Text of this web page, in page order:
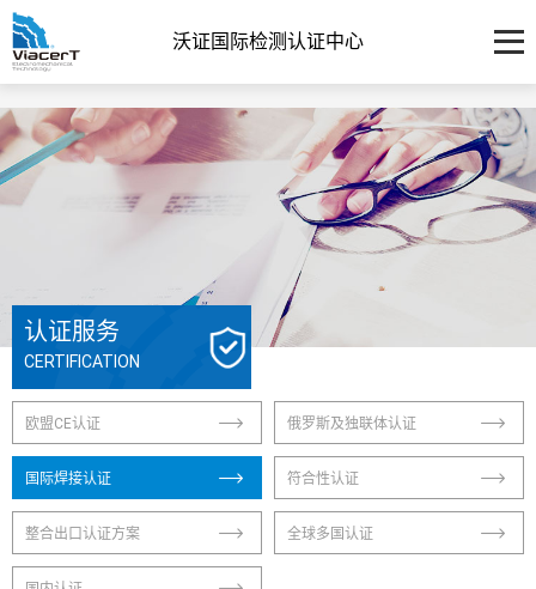
沃证国际检测认证中心
认证服务
CERTIFICATION
欧盟CE认证 俄罗斯及独联体认证
国际焊接认证 符合性认证
整合出口认证方案 全球多国认证